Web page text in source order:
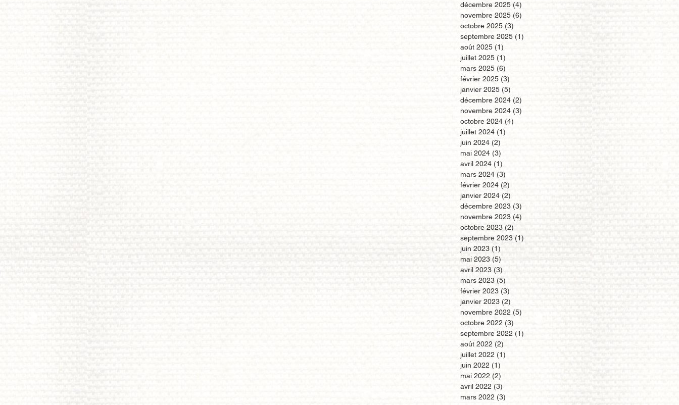
décembre 2025 (4)
novembre 2025 (6)
octobre 2025 (3)
septembre 2025 (1)
août 2025 (1)
juillet 2025 (1)
mars 2025 (6)
février 2025 (3)
janvier 2025 (5)
décembre 2024 (2)
novembre 2024 (3)
octobre 2024 (4)
juillet 2024 (1)
juin 2024 (2)
mai 2024 (3)
avril 2024 (1)
mars 2024 (3)
février 2024 (2)
janvier 2024 (2)
décembre 2023 (3)
novembre 2023 (4)
octobre 2023 (2)
septembre 2023 (1)
juin 2023 (1)
mai 2023 (5)
avril 2023 (3)
mars 2023 (5)
février 2023 (3)
janvier 2023 (2)
novembre 2022 (5)
octobre 2022 (3)
septembre 2022 (1)
août 2022 (2)
juillet 2022 (1)
juin 2022 (1)
mai 2022 (2)
avril 2022 (3)
mars 2022 (3)